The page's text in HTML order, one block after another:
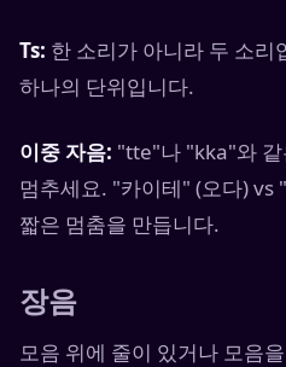
Ts: 한 소리가 아니라 두 소
하나의 단위입니다.
이중 자음: "tte"나 "kka"와 같
멈추세요. "카이테" (오다)
짧은 멈춤을 만듭니다.
장음
모음 위에 줄이 있거나 모음